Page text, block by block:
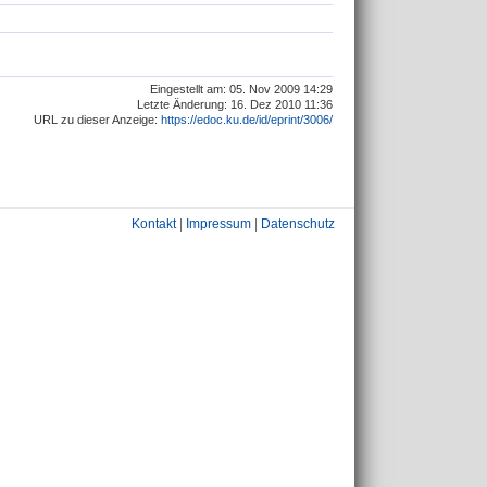
Eingestellt am: 05. Nov 2009 14:29
Letzte Änderung: 16. Dez 2010 11:36
URL zu dieser Anzeige: https://edoc.ku.de/id/eprint/3006/
Kontakt| Impressum Datenschutz